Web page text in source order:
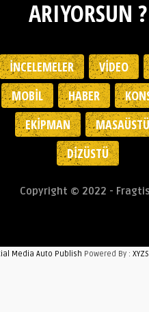
ARIYORSUN ?
İNCELEMELER VIDEO
MOBIL
HABER
EKIPMAN
MASAÜSTÜ
DIZÜSTÜ
Copyright © 2022 -
Media Auto Publish Powered By :